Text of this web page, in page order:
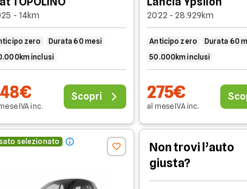
399€ 100.000 km
- 14km
zero
Durata 60 mesi
inclusi
IVAinc.
Scopri
2022 - 28.929km
Anticipo zero
Durata 60
50.000km inclusi
275€
al meseIVAinc.
selezionato
Non trovi l’auto
giusta?